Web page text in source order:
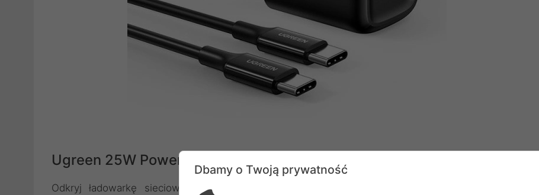
Ugreen 25W Power Delivery: Twoja Codzienna Dawka Mocy!
Odkryj ładowarkę sieciową Ugreen, która na zawsze zmieni sposób, w jaki zasilasz swoje
Dbamy o Twoją prywatność